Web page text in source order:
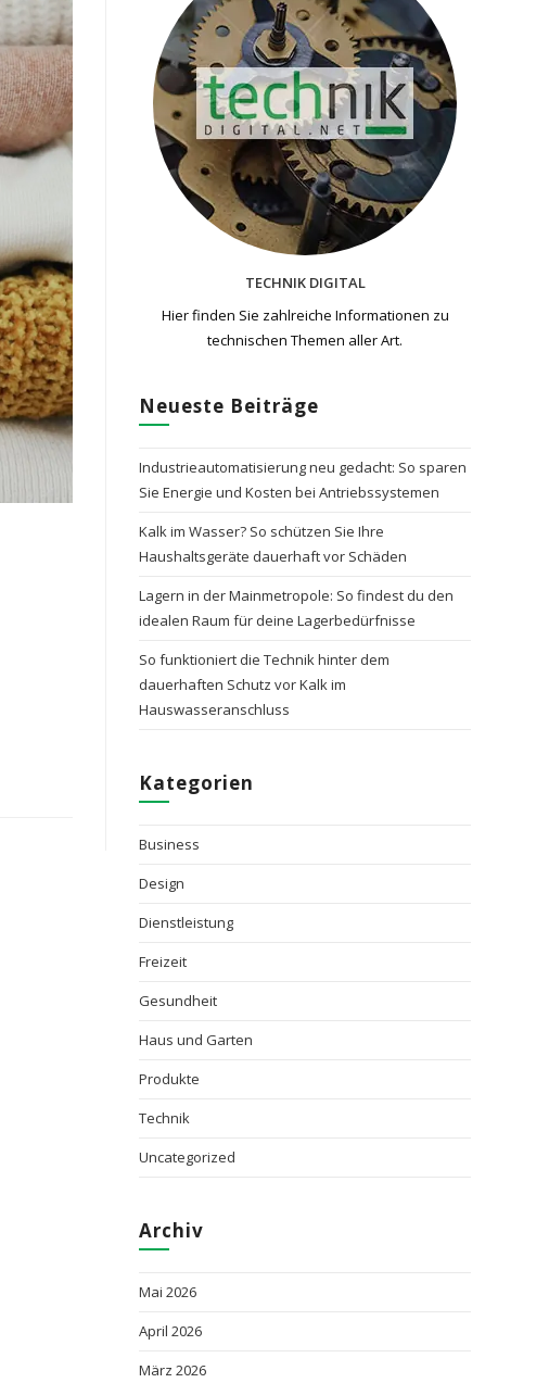
TECHNIK DIGITAL
Hier finden Sie zahlreiche Informationen zu
technischen Themen​ aller Art.
Neueste Beiträge
Industrieautomatisierung neu gedacht: So sparen
Sie Energie und Kosten bei Antriebssystemen
Kalk im Wasser? So schützen Sie Ihre
Haushaltsgeräte dauerhaft vor Schäden
Lagern in der Mainmetropole: So findest du den
idealen Raum für deine Lagerbedürfnisse
So funktioniert die Technik hinter dem
dauerhaften Schutz vor Kalk im
Hauswasseranschluss
Kategorien
Business
Design
Dienstleistung
Freizeit
Gesundheit
Haus und Garten
Produkte
Technik
Uncategorized
Archiv
Mai 2026
April 2026
März 2026